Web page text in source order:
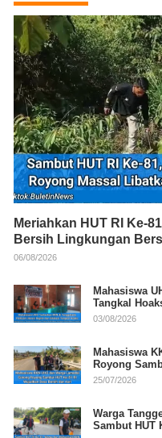
Meriahkan HUT RI Ke-
Bersih Lingkungan
06/08/2026
Mahasiswa
Tangkal
03/08/2026
Mahasiswa
Royong
25/07/2026
Warga
Sambut HUT